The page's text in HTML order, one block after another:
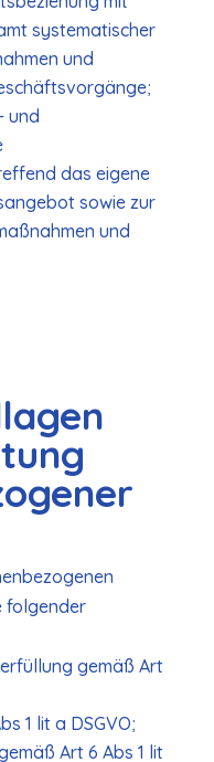
systematischer
und
und
das eigene
sowie zur
und
folgender
gemäß Art
1 lit a DSGVO;
Art 6 Abs 1 lit